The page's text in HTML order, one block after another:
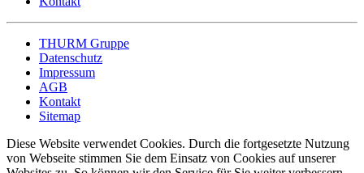
THURM Gruppe
Datenschutz
Impressum
AGB
Kontakt
Sitemap
Diese Website verwendet Cookies. Durch die fortgesetzte Nutzung
von Webseite stimmen Sie dem Einsatz von Cookies auf unserer